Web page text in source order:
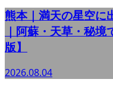
熊本｜満天の星空に
｜阿蘇・天草・秘
版】
2026.08.04